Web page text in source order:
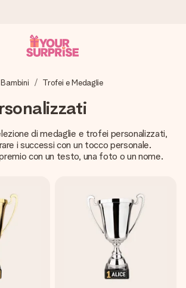
regalo con attenzione e lo spediamo in un
+15.000 recensioni)
gratuito
di unico in pochi passi – con il suo nome,
messaggio che tocchi il cuore. Nessuna
solo tanto amore per il momento perfetto.
Trofei e Medaglie
di medaglie e trofei personalizzati,
i successi con un tocco personale.
con un testo, una foto o un nome.